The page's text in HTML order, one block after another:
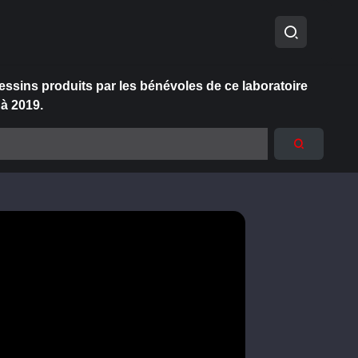
produits par les bénévoles de ce laboratoire
2019.